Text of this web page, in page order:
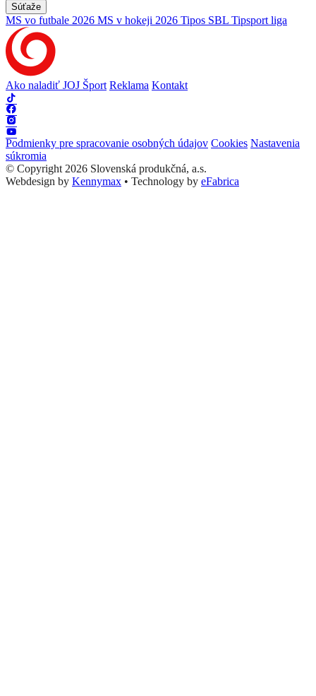
Súťaže
MS vo futbale 2026 MS v hokeji 2026 Tipos SBL Tipsport liga
Ako naladiť JOJ Šport Reklama Kontakt
Podmienky pre spracovanie osobných údajov Cookies Nastavenia
súkromia
© Copyright 2026 Slovenská produkčná, a.s.
Webdesign by Kennymax • Technology by eFabrica